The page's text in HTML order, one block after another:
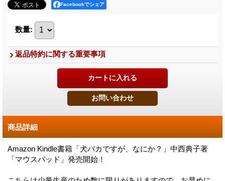
Facebookでシェア
数量:
返品特約に関する重要事項
商品詳細
Amazon Kindle書籍「犬バカですが、なにか？」中西典子著
「マウスパッド」発売開始！